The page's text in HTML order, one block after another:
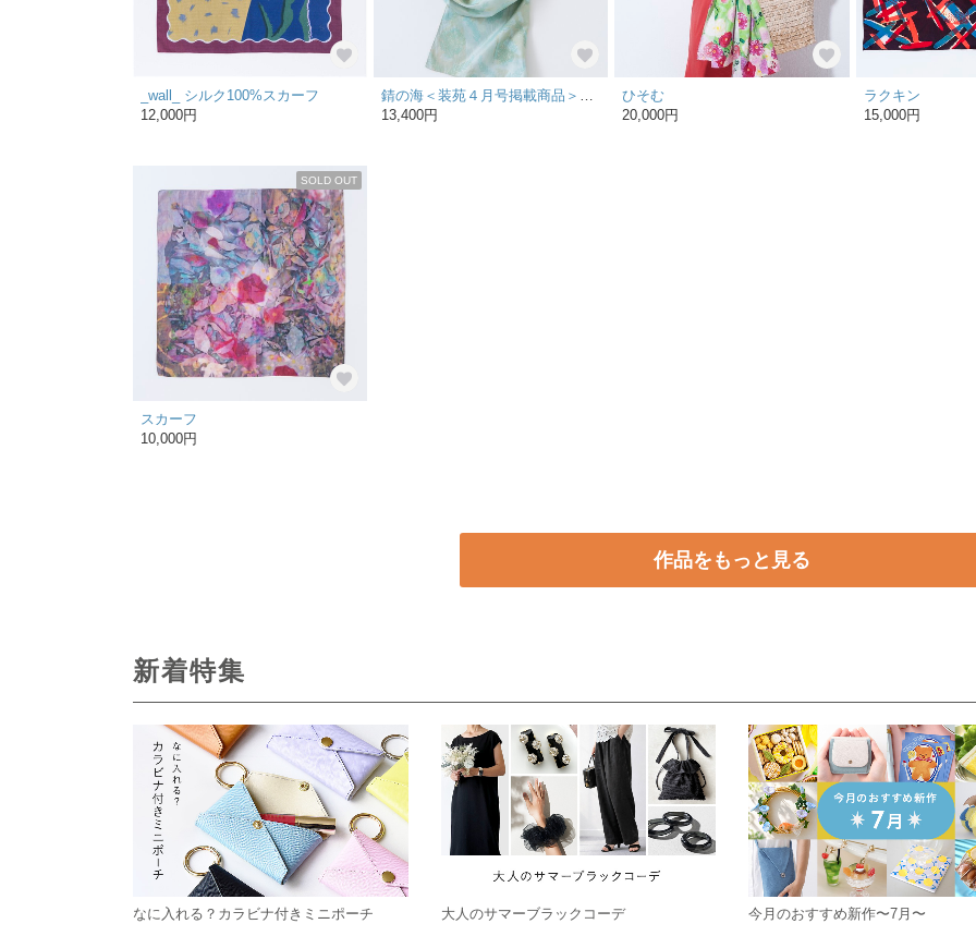
_wall_ シルク100%スカーフ
12,000円
錆の海＜装苑４月号掲載商品＞大判シルク100%スカーフ
13,400円
ひそむ
20,000円
ラクキン
15,000円
SOLD OUT
スカーフ
10,000円
作品をもっと見る
新着特集
なに入れる？カラビナ付きミニポーチ 大人のサマーブラックコーデ 今月のおすすめ新作〜7月〜